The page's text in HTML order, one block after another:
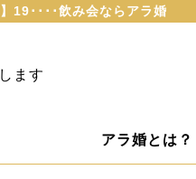
19････飲み会ならアラ婚
ます
アラ婚とは？